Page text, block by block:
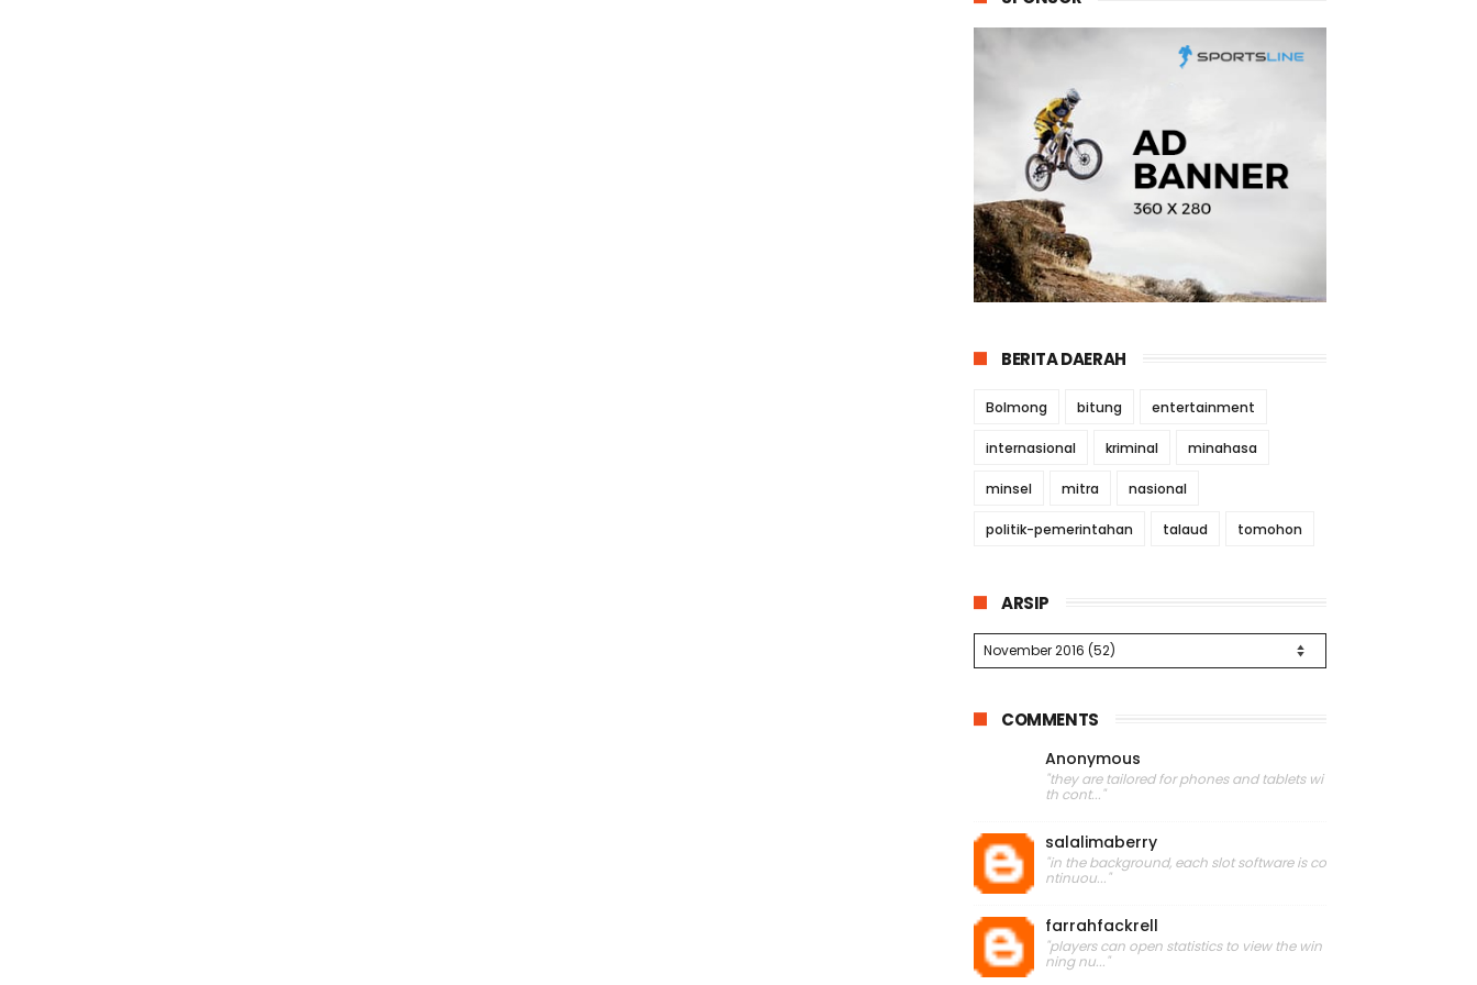
BERITA DAERAH
Bolmong bitung entertainment
internasional kriminal minahasa
minsel mitra nasional
politik-pemerintahan talaud tomohon
ARSIP
COMMENTS
Anonymous
"they are tailored for phones and tablets wi
th cont..."
salalimaberry
"in the background, each slot software is co
ntinuou..."
farrahfackrell
"players can open statistics to view the win
ning nu..."